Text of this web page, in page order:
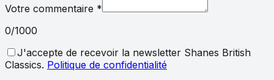
Votre commentaire *
0/1000
J'accepte de recevoir la newsletter Shanes British
Classics. Politique de confidentialité